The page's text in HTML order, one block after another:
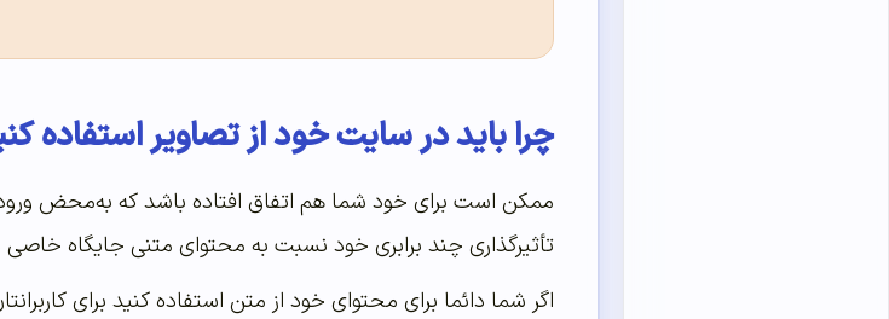
چرا باید در سایت خود از تصاویر استفاده
ممکن است برای خود شما هم اتفاق افتاده باشد که به‌محض
تأثیرگذاری چند برابری خود نسبت به محتوای متنی جایگاه
اگر شما دائما برای محتوای خود از متن استفاده کنید برای